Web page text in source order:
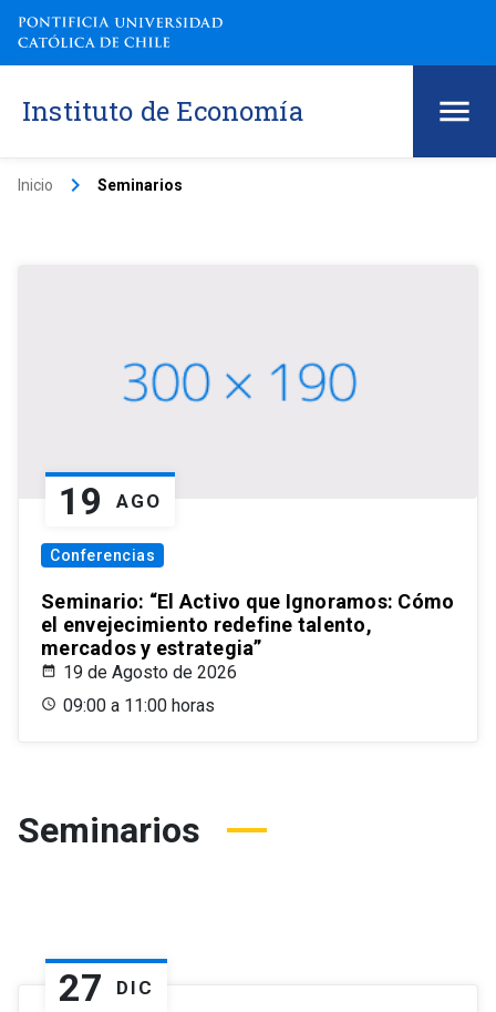
Instituto de Economía
Inicio keyboard_arrow_right Seminarios
19 AGO
Conferencias
Seminario: “El Activo que Ignoramos: Cómo
el envejecimiento redefine talento,
mercados y estrategia”
19 de Agosto de 2026
09:00 a 11:00 horas
Seminarios
27 DIC